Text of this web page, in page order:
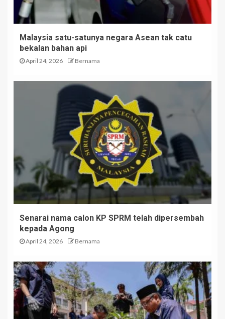
Malaysia satu-satunya negara Asean tak catu
bekalan bahan api
April 24, 2026 Bernama
Senarai nama calon KP SPRM telah dipersembah
kepada Agong
April 24, 2026 Bernama